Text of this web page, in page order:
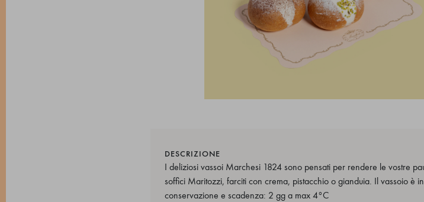
DESCRIZIONE
I deliziosi vassoi Marchesi 1824 sono pensati per rendere le vostre
soffici Maritozzi, farciti con crema, pistacchio o gianduia. Il vassoio è
conservazione e scadenza: 2 gg a max 4°C